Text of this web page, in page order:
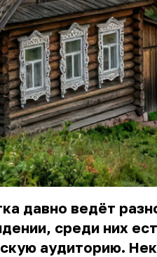
давно ведёт
среди них
аудиторию.